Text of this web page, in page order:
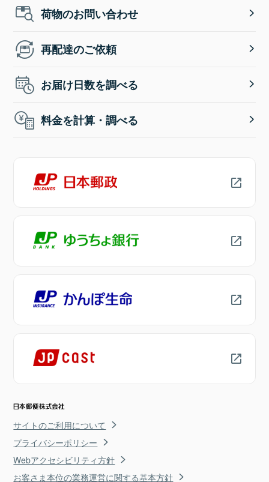
荷物のお問い合わせ
再配達のご依頼
お届け日数を調べる
料金を計算・調べる
サイトのご利用について
プライバシーポリシー
Webアクセシビリティ方針
お客さま本位の業務運営に関する基本方針